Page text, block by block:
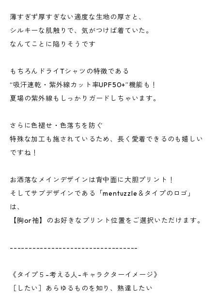
薄すぎず厚すぎない適度な生地の厚さと、
シルキーな肌触りで、気がつけば着ていた。
なんてことに陥りそうです
もちろんドライTシャツの特徴である
“吸汗速乾・紫外線カット率UPF50+”機能も！
夏場の紫外線もしっかりガードしちゃいます。
さらに色褪せ・色落ちを防ぐ
特殊な加工も施されているため、長く愛着できるのも嬉しい
ですね！
お洒落なメインデザインは背中面に大胆プリント！
そしてサブデザインである「mentuzzle＆タイプのロゴ」
は、
【胸or袖】のお好きなプリント位置をご選択いただけます。
----------------------------------
《タイプ５-考える人-キャラクターイメージ》
［したい］あらゆるものを知り、熟達したい